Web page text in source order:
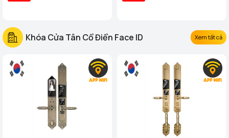
Khóa Cửa Tân Cổ Điển Face ID Xem tất cả